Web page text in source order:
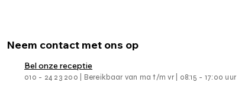
Neem contact met ons op
Bel onze receptie
010 - 24 23 200 | Bereikbaar van ma t/m vr | 08:15 - 17:00 uur